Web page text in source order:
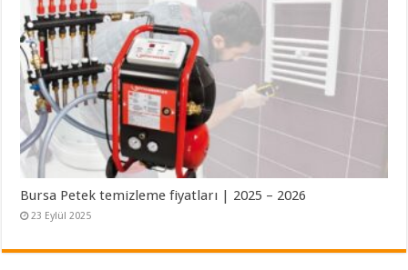
Bursa Petek temizleme fiyatları | 2025 – 2026
23 Eylül 2025